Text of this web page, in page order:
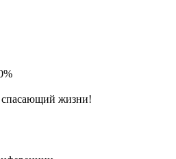
жизни!